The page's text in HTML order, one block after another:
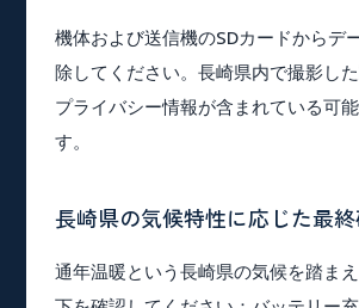
機体および送信機のSDカードからデ
除してください。長崎県内で撮影し
プライバシー情報が含まれている可
す。
長崎県の気候特性に応じた最
通年温暖という長崎県の気候を踏ま